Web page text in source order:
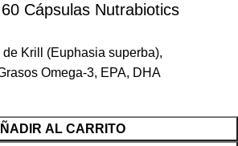
Cápsulas Nutrabiotics
de Krill (Euphasia superba),
Omega-3, EPA, DHA
AL CARRITO